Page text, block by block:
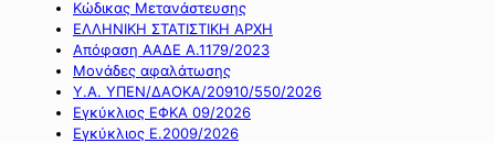
Κώδικας Μετανάστευσης
ΕΛΛΗΝΙΚΗ ΣΤΑΤΙΣΤΙΚΗ ΑΡΧΗ
Απόφαση ΑΑΔΕ Α.1179/2023
Μονάδες αφαλάτωσης
Υ.Α. ΥΠΕΝ/ΔΑΟΚΑ/20910/550/2026
Εγκύκλιος ΕΦΚΑ 09/2026
Εγκύκλιος Ε.2009/2026